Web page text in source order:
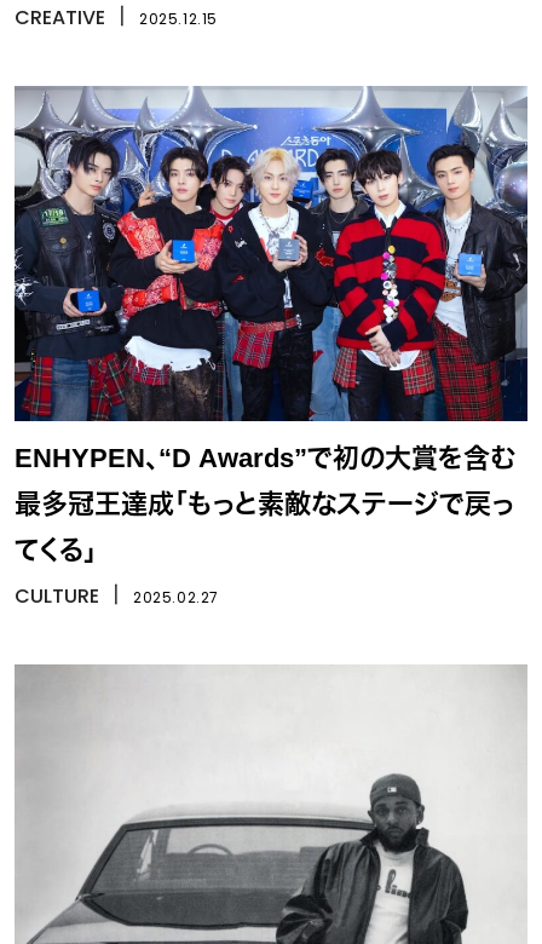
タンプラリー開催
CREATIVE 2025.12.15
ENHYPEN、“D Awards”で初の大賞を含む
最多冠王達成「もっと素敵なステージで戻っ
てくる」
CULTURE 2025.02.27